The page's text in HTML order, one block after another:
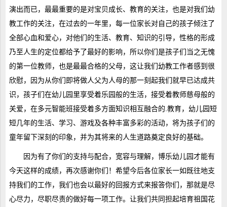
演出而已，最最重要的是对宝贝成长、教育的关注，也是对我们幼
教工作的关注，在过去的一年里，每一位家长对自己的孩子倾注了
全部心血和爱心，对他们的生活、教育、知识的引导，性格的形成
乃至人生的定位都给予了最好的影响，所以你们是孩子们当之无愧
的第一位教师，也是最最合格的父母，这让我们幼教工作者感到很
欣慰，因为从你们即将做人父为人母的那一刻起我们就早已达成共
识，孩子们在幼儿园里享受着乐园般的生活，接受着教师慈母般的
关爱，在多元智能班接受着多方面知识相互融合的.教育，幼儿园短
短几年的生活、学习、游戏及各种丰富多彩的活动，将为孩子们的
童年留下深刻的印象，并为其将来的人生道路奠定良好的基础。
因为有了你们的支持与配合，宽容与理解，博乐幼儿园才能有
今天这样的成绩，再次感谢你们！希望今后各位家长一如既往地支
持我们的工作，我们也会以最好的回报方式来报答你们，那就是尽
心尽力，尽职尽责的做好每一项工作。让我们共同担起培育祖国花